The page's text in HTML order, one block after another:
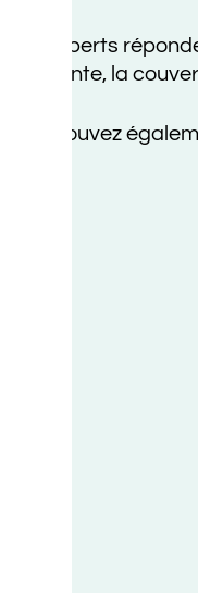
répondent à
la couverture et
également